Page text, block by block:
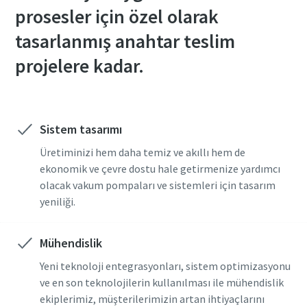
prosesler için özel olarak
tasarlanmış anahtar teslim
projelere kadar.
Sistem tasarımı
Üretiminizi hem daha temiz ve akıllı hem de
ekonomik ve çevre dostu hale getirmenize yardımcı
olacak vakum pompaları ve sistemleri için tasarım
yeniliği.
Mühendislik
Yeni teknoloji entegrasyonları, sistem optimizasyonu
ve en son teknolojilerin kullanılması ile mühendislik
ekiplerimiz, müşterilerimizin artan ihtiyaçlarını
Ülke
Sokak
Posta kodu
Talep
Sorular veya Talepler
Ülke
Sokak
Posta kodu
Talep
Sorular veya Talepler
Ülke
Sokak
Posta kodu
Talep
Sorular veya Talepler
Ülke
Sokak
Posta kodu
Talep
Sorular veya Talepler
Ülke
Sokak
Posta kodu
Talep
Sorular veya Talepler
Ülke
Sokak
Posta kodu
Talep
Sorular veya Talepler